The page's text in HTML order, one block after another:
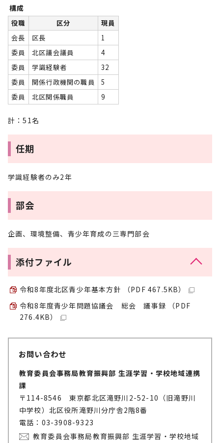
構成
役職 区分
現員
会長
区長
1
委員
北区議会議員
4
委員
学識経験者
32
委員
関係行政機関の職員
5
委員
北区関係職員 9
計：51名
任期
学識経験者のみ2年
部会
企画、環境整備、青少年育成の三専門部会
添付ファイル
令和8年度北区青少年基本方針 （PDF 467.5KB）
令和8年度青少年問題協議会 総会 議事録 （PDF
276.4KB）
お問い合わせ
教育委員会事務局教育振興部 生涯学習・学校地域連携
課
〒114-8546 東京都北区滝野川2-52-10（旧滝野川
中学校）北区役所滝野川分庁舎2階8番
電話：03-3908-9323
教育委員会事務局教育振興部 生涯学習・学校地域